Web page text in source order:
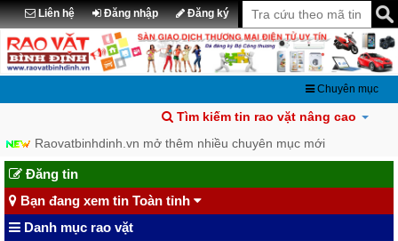
Liên hệ Đăng nhập Đăng ký
Chuyên mục
Tìm kiếm tin rao vặt nâng cao
Raovatbinhdinh.vn mở thêm nhiều chuyên mục mới
Đăng tin
Bạn đang xem tin Toàn tỉnh
Danh mục rao vặt